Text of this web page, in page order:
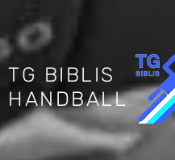
trifft auf die Schweiz
TG BIBLIS
HANDBALL